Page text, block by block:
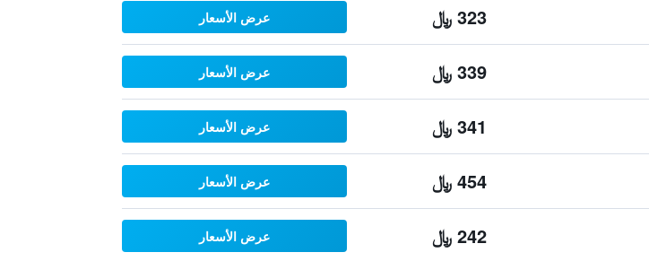
323 ﷼ عرض الأسعار
339 ﷼ عرض الأسعار
341 ﷼ عرض الأسعار
454 ﷼ عرض الأسعار
242 ﷼ عرض الأسعار